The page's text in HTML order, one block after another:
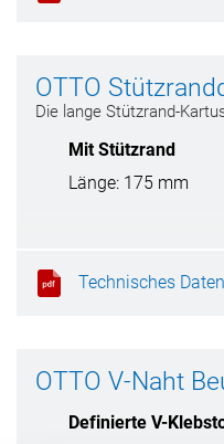
OTTO
Die lange Stützrand-
Mit Stützrand
Länge: 175 mm
Technisches
OTTO V-Naht
Definierte V-